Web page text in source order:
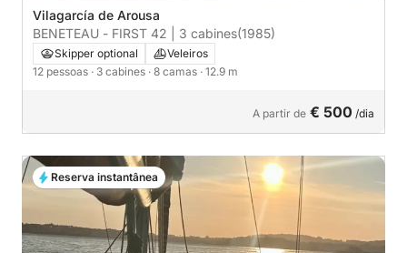
Vilagarcía de Arousa
BENETEAU - FIRST 42 | 3 cabines(1985)
Skipper optional
Veleiros
12 pessoas · 3 cabines · 8 camas · 12.9 m
A partir de € 500 /dia
Reserva instantânea